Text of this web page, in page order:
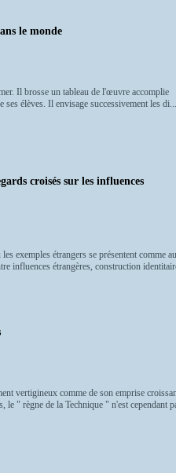
le monde
Il brosse un tableau de l'œuvre accomplie
élèves. Il envisage successivement les di...
croisés sur les influences
exemples étrangers se présentent comme
influences étrangères, construction
vertigineux comme de son emprise
le " règne de la Technique " n'est cependant